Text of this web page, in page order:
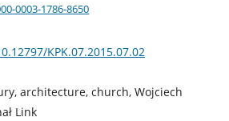
0003-1786-8650
KPK.07.2015.07.02
architecture, church, Wojciech
Link